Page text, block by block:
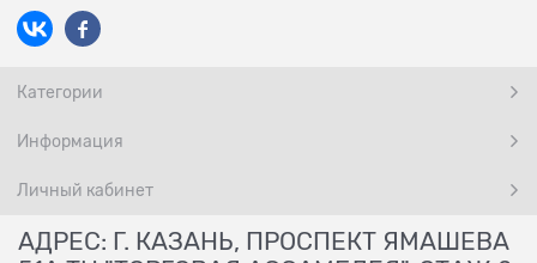
Категории
Информация
Личный кабинет
АДРЕС: Г. КАЗАНЬ, ПРОСПЕКТ ЯМАШЕВА